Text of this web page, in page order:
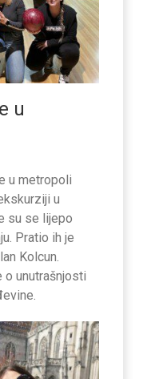
u
u metropoli
u
su se lijepo
Pratio ih je
Kolcun.
o unutrašnjosti